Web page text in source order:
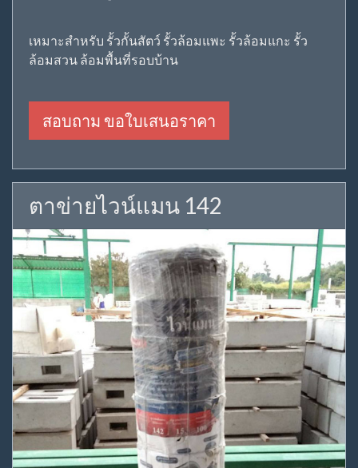
เหมาะสำหรับ รั้วกั้นสัตว์ รั้วล้อมแพะ รั้วล้อมแกะ รั้ว
ล้อมสวน ล้อมพื้นที่รอบบ้าน
สอบถาม ขอใบเสนอราคา
ตาข่ายไวน์แมน 142